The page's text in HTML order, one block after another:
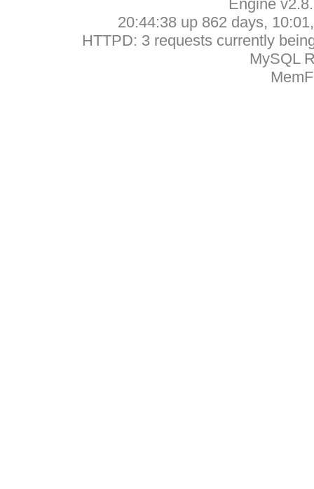
Engine
20:44:38 up 862 days,
HTTPD: 3 requests currently
MySQL